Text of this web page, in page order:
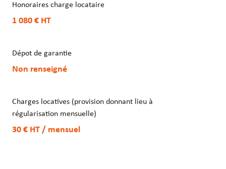
Honoraires charge locataire
1 080 € HT
Dépot de garantie
Non renseigné
Charges locatives (provision donnant lieu à
régularisation mensuelle)
30 € HT / mensuel